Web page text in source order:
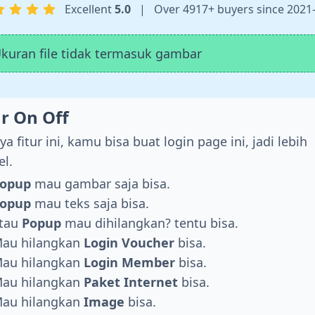
Excellent5.0 | Over 4917+ buyers since
file tidak termasuk gambar
On Off
fitur ini, kamu bisa buat login page ini, jadi lebih
mau gambar saja bisa.
mau teks saja bisa.
Popup mau dihilangkan? tentu bisa.
hilangkan Login Voucher bisa.
hilangkan Login Member bisa.
hilangkan Paket Internet bisa.
hilangkan Image bisa.